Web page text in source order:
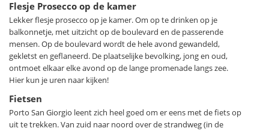
Italiaans spreekt. Er is hier beslist nog geen sprake van
massatoerisme.
In de directe nabijheid van het hotel kun je je auto gratis
parkeren. Overigens is Porto San Giorgio ook goed per trein
te bereiken en ligt het hotel op 10 minuten lopen van het
station.
Porto San Giorgio ligt in het zuidelijke deel van Le Marche en
Flesje Prosecco op de kamer
Lekker flesje prosecco op je kamer. Om op te drinken op je
balkonnetje, met uitzicht op de boulevard en de passerende
mensen. Op de boulevard wordt de hele avond gewandeld,
gekletst en geflaneerd. De plaatselijke bevolking, jong en oud,
ontmoet elkaar elke avond op de lange promenade langs zee.
Hier kun je uren naar kijken!
Fietsen
Porto San Giorgio leent zich heel goed om er eens met de fiets op
uit te trekken. Van zuid naar noord over de strandweg (in de